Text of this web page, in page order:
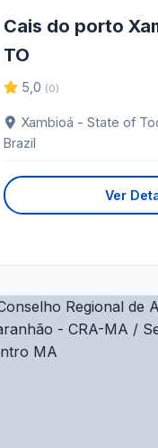
Cais do porto
TO
5,0 (0)
Xambioá - State of
Brazil
Ver